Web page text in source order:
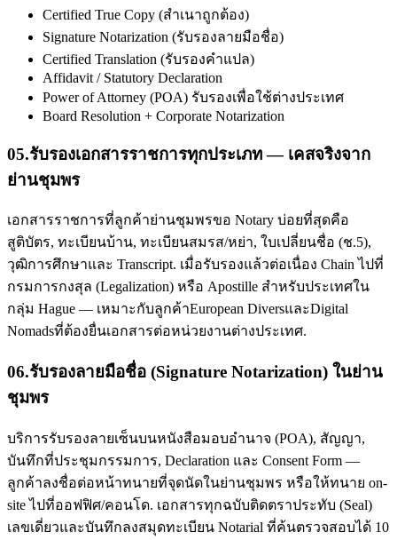
Certified True Copy (สำเนาถูกต้อง)
Signature Notarization (รับรองลายมือชื่อ)
Certified Translation (รับรองคำแปล)
Affidavit / Statutory Declaration
Power of Attorney (POA) รับรองเพื่อใช้ต่างประเทศ
Board Resolution + Corporate Notarization
05.รับรองเอกสารราชการทุกประเภท — เคสจริงจาก
ย่านชุมพร
เอกสารราชการที่ลูกค้าย่านชุมพรขอ Notary บ่อยที่สุดคือ
สูติบัตร, ทะเบียนบ้าน, ทะเบียนสมรส/หย่า, ใบเปลี่ยนชื่อ (ช.5),
วุฒิการศึกษาและ Transcript. เมื่อรับรองแล้วต่อเนื่อง Chain ไปที่
กรมการกงสุล (Legalization) หรือ Apostille สำหรับประเทศใน
กลุ่ม Hague — เหมาะกับลูกค้าEuropean DiversและDigital
Nomadsที่ต้องยื่นเอกสารต่อหน่วยงานต่างประเทศ.
06.รับรองลายมือชื่อ (Signature Notarization) ในย่าน
ชุมพร
บริการรับรองลายเซ็นบนหนังสือมอบอำนาจ (POA), สัญญา,
บันทึกที่ประชุมกรรมการ, Declaration และ Consent Form —
ลูกค้าลงชื่อต่อหน้าทนายที่จุดนัดในย่านชุมพร หรือให้ทนาย on-
site ไปที่ออฟฟิศ/คอนโด. เอกสารทุกฉบับติดตราประทับ (Seal)
เลขเดี่ยวและบันทึกลงสมุดทะเบียน Notarial ที่ค้นตรวจสอบได้ 10